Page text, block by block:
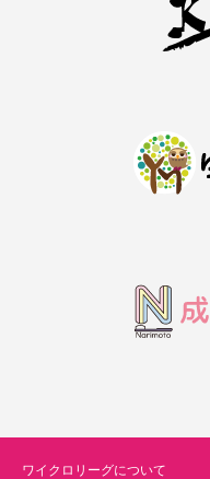
ワイクロリーグについて